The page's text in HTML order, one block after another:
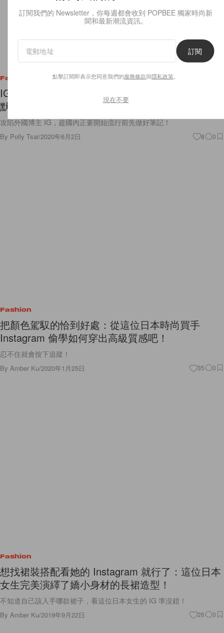
Fashion
IG 出現率達 90%：本季 5 件讓人出乎意料，正在
默默爆紅的單品！
攻陷外國博主 IG，趁國內正要開始流行前先做好筆記！
By Polly Tsai/2020年6月2日 8 0
Fashion
把顏色駕馭的恰到好處：從這位日本時尚買手
Instagram 偷學如何穿出高級質感吧！
忍不住就會按下追蹤！
By Amber Ku/2020年1月25日 35 0
Fashion
想找裙裝搭配看她的 Instagram 就行了：這位日本
女生完美演繹了嬌小身材的長裙造型！
不知道自己該入手哪款裙子，看這位日本女生的 IG 準沒錯！
By Amber Ku/2019年9月22日 26 0
訂閱我們的 Newsletter，你每週都會收到 POPBEE 獨家時尚新
聞和最新潮流資訊。
訂閱
點擊訂閱即表示您同意我們的服務條款與隱私政策
現在不要